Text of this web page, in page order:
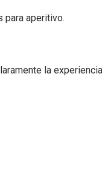
para aperitivo.
la